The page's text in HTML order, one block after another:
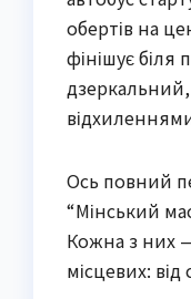
обертів на
фінішує біля
Ось повний
“Мінський
Кожна з них
місцевих: